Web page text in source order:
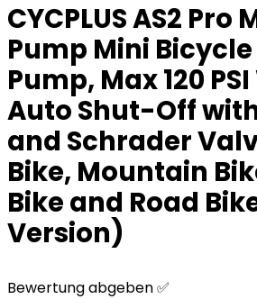
CYCPLUS AS2 Pro
Pump Mini
Pump, Max 120
Auto Shut-Off
and Schrader
Bike, Mountain
Bike and Road
Version)
Bewertung abgeben ✅